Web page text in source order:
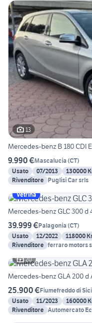
13
Mercedes-benz B 180 CDI
9.990 €Mascalucia (CT)
Usato
07/2013 130000
Rivenditore Puglisi Car srls
Vetrina
Mercedes-benz GLC 300 d
39.999 €Palagonia (CT)
Usato
12/2022 118000
Rivenditore ferraro motors
20
Mercedes-benz GLA 200 d
25.900 €Fiumefreddo di
Usato
11/2023 160000
Rivenditore Automercato